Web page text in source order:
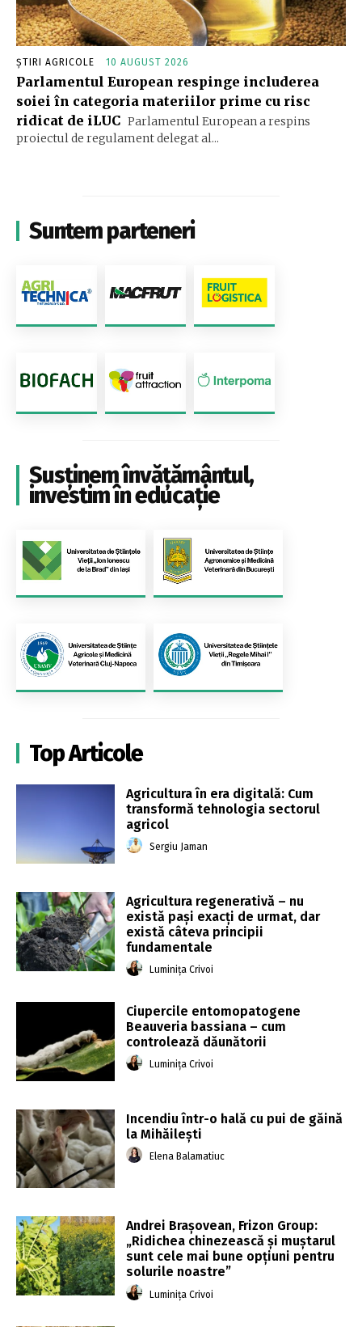
ȘTIRI AGRICOLE 10 AUGUST 2026
Parlamentul European respinge includerea
soiei în categoria materiilor prime cu risc
ridicat de iLUC Parlamentul European a respins
proiectul de regulament delegat al...
Suntem parteneri
Susținem învățământul,
investim în educație
Top Articole
Agricultura în era digitală: Cum
transformă tehnologia sectorul
agricol
Sergiu Jaman
Agricultura regenerativă – nu
există pași exacți de urmat, dar
există câteva principii
fundamentale
Luminița Crivoi
Ciupercile entomopatogene
Beauveria bassiana – cum
controlează dăunătorii
Luminița Crivoi
Incendiu într-o hală cu pui de găină
la Mihăileşti
Elena Balamatiuc
Andrei Brașovean, Frizon Group:
„Ridichea chinezească și muștarul
sunt cele mai bune opțiuni pentru
solurile noastre”
Luminița Crivoi